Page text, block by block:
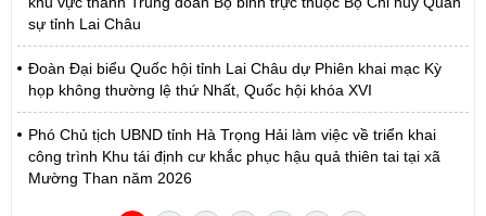
sự tỉnh Lai Châu
Đoàn Đại biểu Quốc hội tỉnh Lai Châu dự Phiên khai mạc Kỳ
họp không thường lệ thứ Nhất, Quốc hội khóa XVI
Phó Chủ tịch UBND tỉnh Hà Trọng Hải làm việc về triển khai
công trình Khu tái định cư khắc phục hậu quả thiên tai tại xã
Mường Than năm 2026